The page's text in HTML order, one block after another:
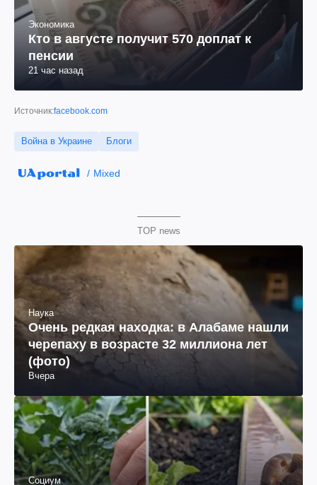
Экономика
Кто в августе получит 570 доплат к
пенсии
21 час назад
Источник:facebook.com
Война в Украине Блоги
Mixed
TOP news
Наука
Очень редкая находка: в Алабаме нашли
черепаху в возрасте 32 миллиона лет
(фото)
Вчера
Социум